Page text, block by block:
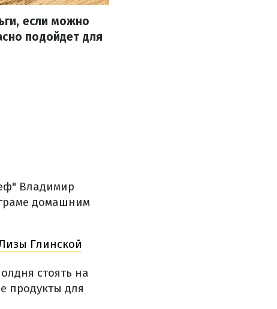
если можно
подойдет для
Владимир
домашним
Глинской
стоять на
продукты для